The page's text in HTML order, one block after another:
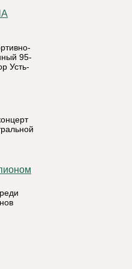
95-
Усть-